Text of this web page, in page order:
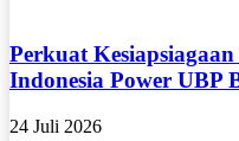
Perkuat
Indonesia Power UBP
24 Juli 2026